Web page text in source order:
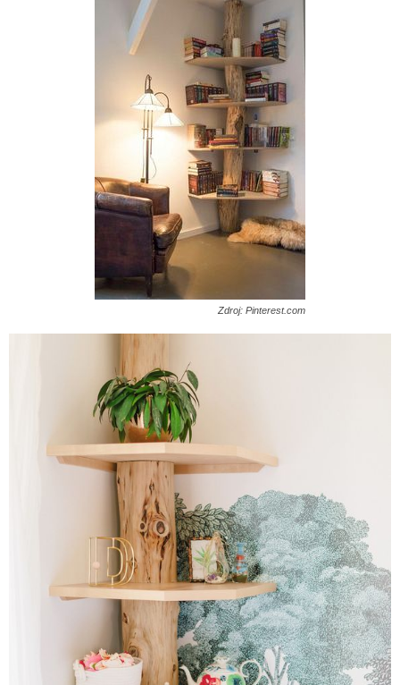
Zdroj: Pinterest.com